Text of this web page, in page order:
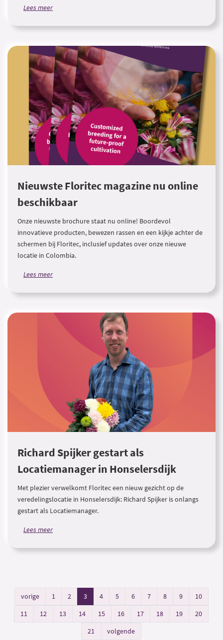
Lees meer
Nieuwste Floritec magazine nu online
beschikbaar
Onze nieuwste brochure staat nu online! Boordevol
innovatieve producten, bewezen rassen en een kijkje achter de
schermen bij Floritec, inclusief updates over onze nieuwe
locatie in Colombia.
Lees meer
Richard Spijker gestart als
Locatiemanager in Honselersdijk
Met plezier verwelkomt Floritec een nieuw gezicht op de
veredelingslocatie in Honselersdijk: Richard Spijker is onlangs
gestart als Locatiemanager.
Lees meer
vorige 1 2 3 4 5 6 7 8 9
10
11
12 13 14 15 16 17 18 19
20
21
volgende